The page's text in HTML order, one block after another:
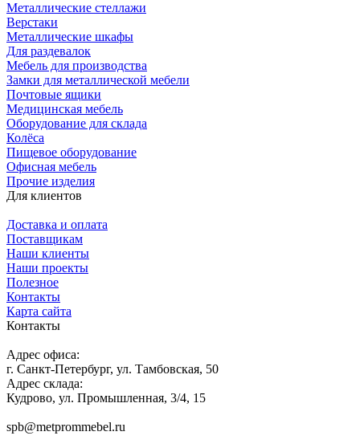
Металлические стеллажи
Верстаки
Металлические шкафы
Для раздевалок
Мебель для производства
Замки для металлической мебели
Почтовые ящики
Медицинская мебель
Оборудование для склада
Колёса
Пищевое оборудование
Офисная мебель
Прочие изделия
Для клиентов
Доставка и оплата
Поставщикам
Наши клиенты
Наши проекты
Полезное
Контакты
Карта сайта
Контакты
Адрес офиса:
г. Санкт-Петербург, ул. Тамбовская, 50
Адрес склада:
Кудрово, ул. Промышленная, 3/4, 15
spb@metprommebel.ru